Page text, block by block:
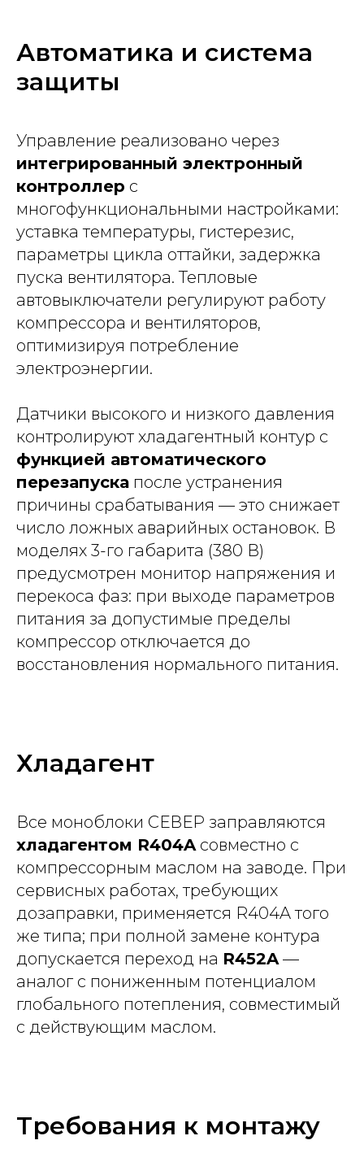
Автоматика и система
защиты
Управление реализовано через
интегрированный электронный
контроллер с
многофункциональными настройками:
уставка температуры, гистерезис,
параметры цикла оттайки, задержка
пуска вентилятора. Тепловые
автовыключатели регулируют работу
компрессора и вентиляторов,
оптимизируя потребление
электроэнергии.
Датчики высокого и низкого давления
контролируют хладагентный контур с
функцией автоматического
перезапуска после устранения
причины срабатывания — это снижает
число ложных аварийных остановок. В
моделях 3-го габарита (380 В)
предусмотрен монитор напряжения и
перекоса фаз: при выходе параметров
питания за допустимые пределы
компрессор отключается до
восстановления нормального питания.
Хладагент
Все моноблоки СЕВЕР заправляются
хладагентом R404A совместно с
компрессорным маслом на заводе. При
сервисных работах, требующих
дозаправки, применяется R404A того
же типа; при полной замене контура
допускается переход на R452A —
аналог с пониженным потенциалом
глобального потепления, совместимый
с действующим маслом.
Требования к монтажу